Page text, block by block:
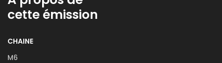
cette émission
CHAINE
M6